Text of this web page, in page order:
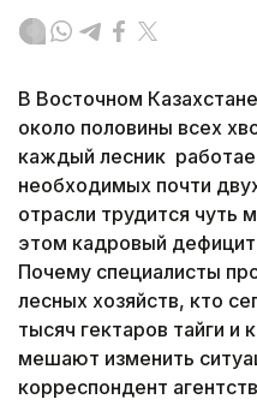
В Восточном
около половины всех
каждый лесник
необходимых почти
отрасли трудится чуть
этом кадровый
Почему специалисты
лесных хозяйств, кто
тысяч гектаров тайги
мешают изменить
корреспондент